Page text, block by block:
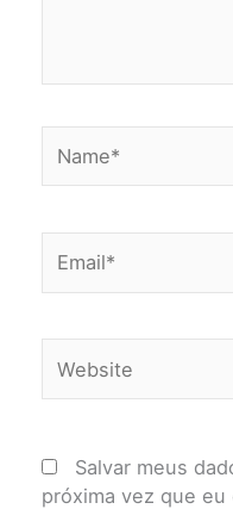
Salvar meus
próxima vez que eu